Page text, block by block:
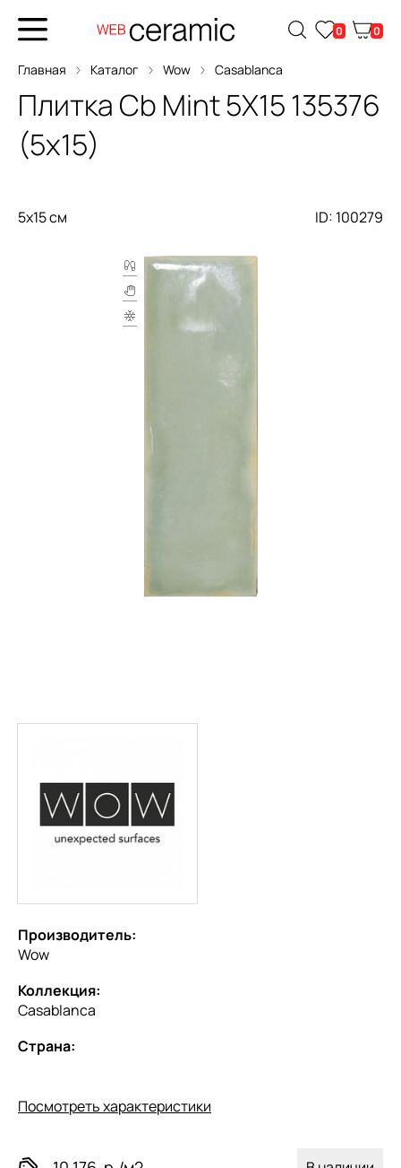
0 0
Главная Каталог Wow Casablanca
Плитка Cb Mint 5X15 135376
(5x15)
5x15 см ID: 100279
Производитель:
Wow
Коллекция:
Casablanca
Страна:
Посмотреть характеристики